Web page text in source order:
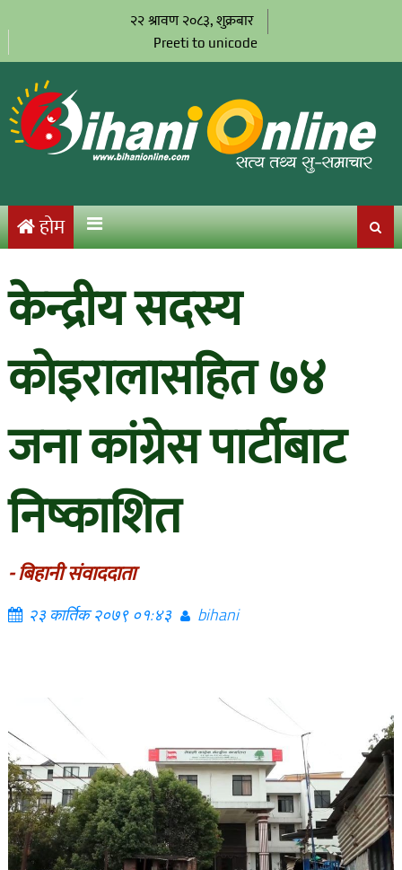
२२ श्रावण २०८३, शुक्रबार
Preeti to unicode
होम
केन्द्रीय सदस्य
कोइरालासहित ७४
जना कांग्रेस पार्टीबाट
निष्काशित
- बिहानी संवाददाता
२३ कार्तिक २०७९ ०१:४३ bihani